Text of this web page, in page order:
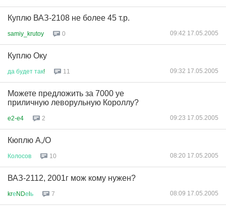
Куплю ВАЗ-2108 не более 45 т.р.
samiy_krutoy 0 09:42 17.05.2005
Куплю Оку
да будет так! 11 09:32 17.05.2005
Можете предложить за 7000 уе
приличную леворульную Короллу?
e2-e4 2 09:23 17.05.2005
Кюплю А,/О
Колосов 10 08:20 17.05.2005
ВАЗ-2112, 2001г мож кому нужен?
krеNDеlь 7 08:09 17.05.2005